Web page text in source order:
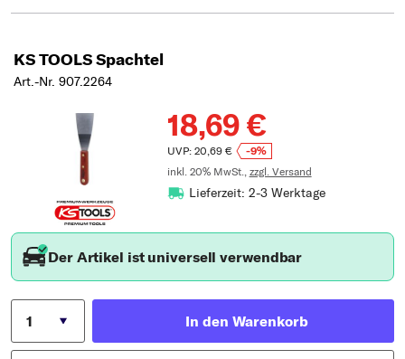
KS TOOLS Spachtel
Art.-Nr. 907.2264
18,69 €
UVP: 20,69 €
-9%
inkl. 20% MwSt., zzgl. Versand
Lieferzeit: 2-3 Werktage
Der Artikel ist universell verwendbar
In den Warenkorb